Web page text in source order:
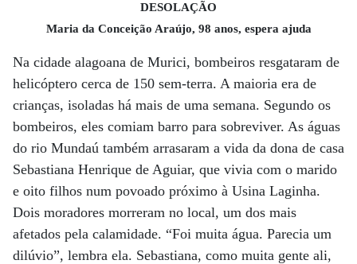
DESOLAÇÃO
Maria da Conceição Araújo, 98 anos, espera ajuda
Na cidade alagoana de Murici, bombeiros resgataram de
helicóptero cerca de 150 sem-terra. A maioria era de
crianças, isoladas há mais de uma semana. Segundo os
bombeiros, eles comiam barro para sobreviver. As águas
do rio Mundaú também arrasaram a vida da dona de casa
Sebastiana Henrique de Aguiar, que vivia com o marido
e oito filhos num povoado próximo à Usina Laginha.
Dois moradores morreram no local, um dos mais
afetados pela calamidade. “Foi muita água. Parecia um
dilúvio”, lembra ela. Sebastiana, como muita gente ali,